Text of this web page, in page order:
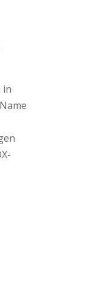
in